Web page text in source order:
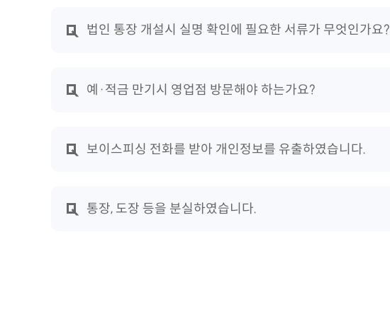
법인 통장 개설시 실명 확인에 필요한 서류가 무엇인가요?
예·적금 만기시 영업점 방문해야 하는가요?
보이스피싱 전화를 받아 개인정보를 유출하였습니다.
통장, 도장 등을 분실하였습니다.